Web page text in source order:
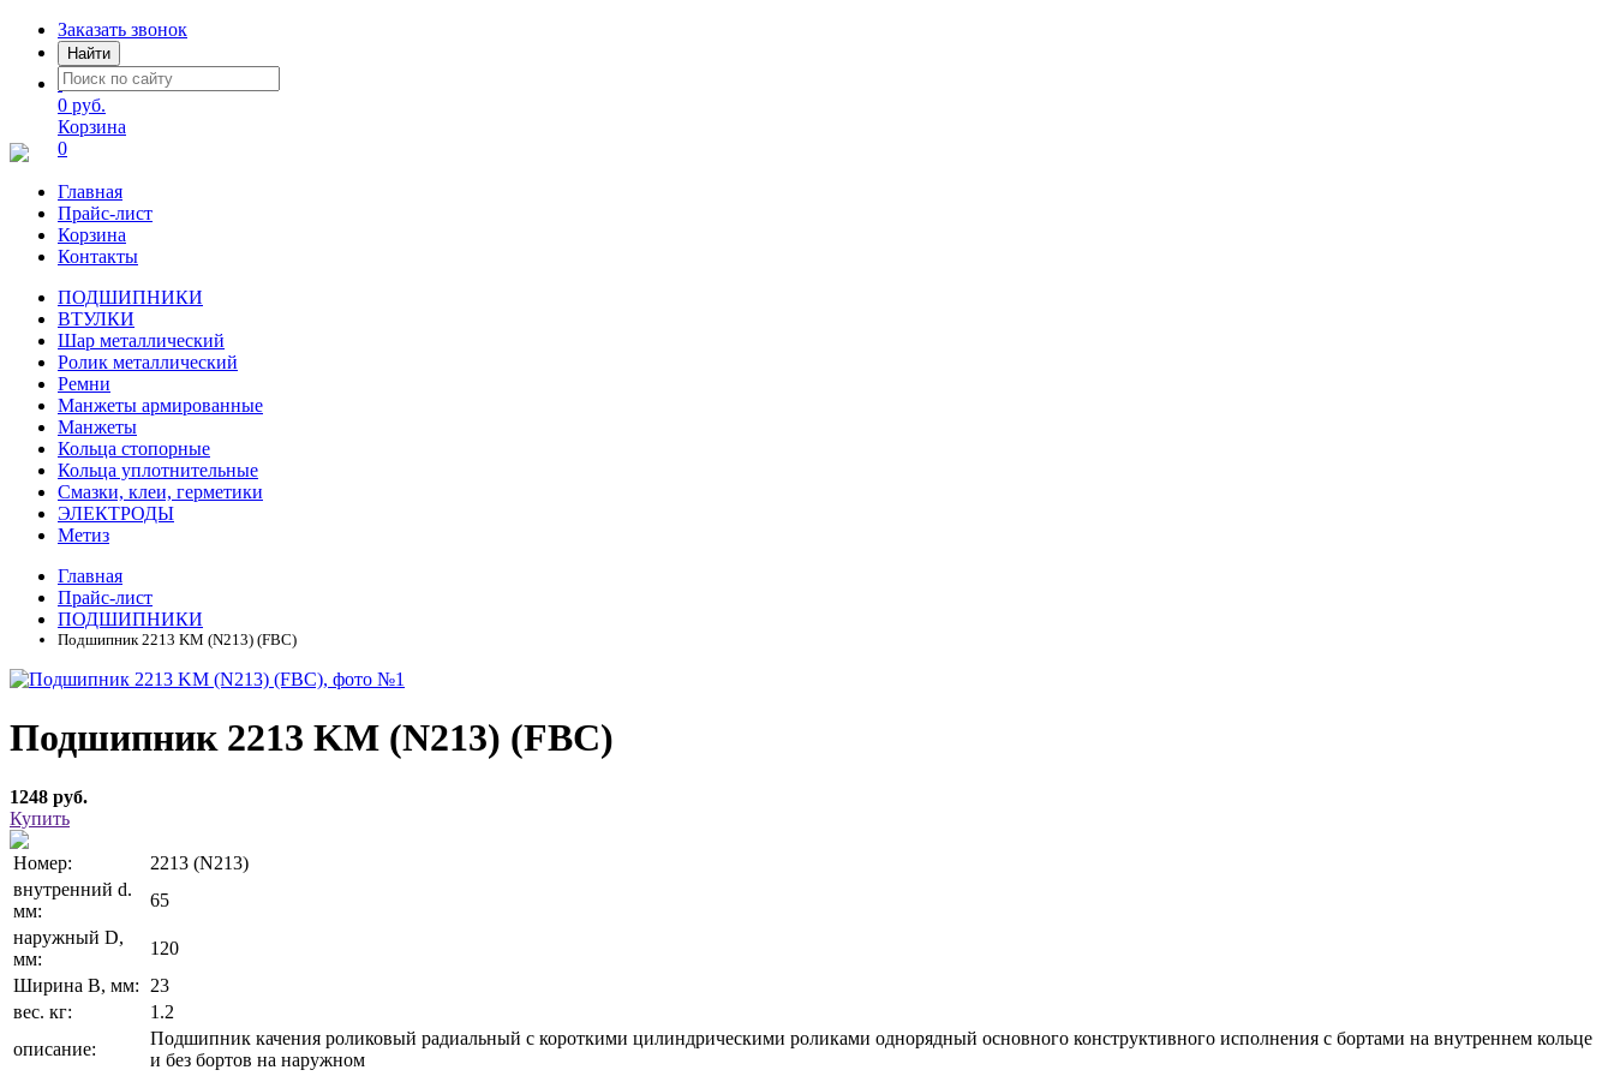
Заказать звонок
Найти
0 руб.
Корзина
0
Главная
Прайс-лист
Корзина
Контакты
ПОДШИПНИКИ
ВТУЛКИ
Шар металлический
Ролик металлический
Ремни
Манжеты армированные
Манжеты
Кольца стопорные
Кольца уплотнительные
Смазки, клеи, герметики
ЭЛЕКТРОДЫ
Метиз
Главная
Прайс-лист
ПОДШИПНИКИ
Подшипник 2213 KM (N213) (FBC)
Подшипник 2213 KM (N213) (FBC)
1248 руб.
Купить
Номер:
2213 (N213)
внутренний d.
мм:
65
наружный D,
мм:
120
Ширина В, мм:
23
вес. кг:
1.2
описание:
Подшипник качения роликовый радиальный с короткими цилиндрическими роликами однорядный основного конструктивного исполнения с бортами на внутреннем кольце
и без бортов на наружном